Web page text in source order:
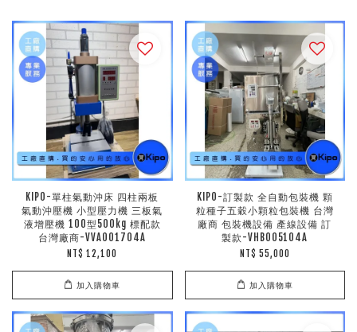
KIPO-單柱氣動沖床 四柱兩板
氣動沖壓機 小型壓力機 三板氣
液增壓機 100型500kg 標配款
台灣廠商-VVA001704A
NT$ 12,100
加入購物車
KIPO-訂製款 全自動包裝機 顆
粒種子五穀小顆粒包裝機 台灣
廠商 包裝機設備 產線設備 訂
製款-VHB005104A
NT$ 55,000
加入購物車